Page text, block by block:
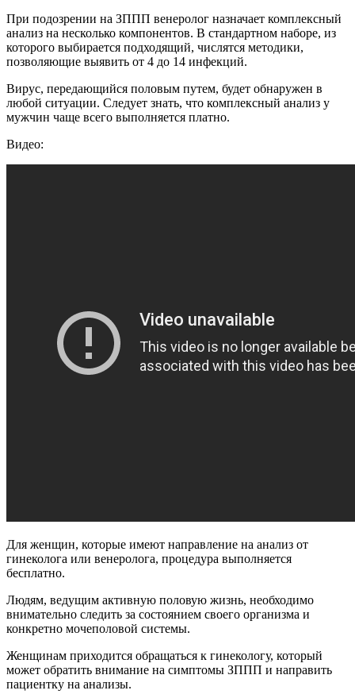
При подозрении на ЗППП венеролог назначает комплексный
анализ на несколько компонентов. В стандартном наборе, из
которого выбирается подходящий, числятся методики,
позволяющие выявить от 4 до 14 инфекций.
Вирус, передающийся половым путем, будет обнаружен в
любой ситуации. Следует знать, что комплексный анализ у
мужчин чаще всего выполняется платно.
Видео:
Для женщин, которые имеют направление на анализ от
гинеколога или венеролога, процедура выполняется
бесплатно.
Людям, ведущим активную половую жизнь, необходимо
внимательно следить за состоянием своего организма и
конкретно мочеполовой системы.
Женщинам приходится обращаться к гинекологу, который
может обратить внимание на симптомы ЗППП и направить
пациентку на анализы.